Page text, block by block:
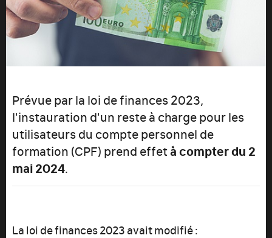
Prévue par la loi de finances 2023,
l'instauration d'un reste à charge pour les
utilisateurs du compte personnel de
formation (CPF) prend effetà compter du 2
mai 2024.
La loi de finances 2023 avait modifié :